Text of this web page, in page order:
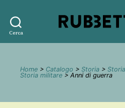
Cerca
Home > Catalogo > Storia >
Storia militare > Anni di guerra